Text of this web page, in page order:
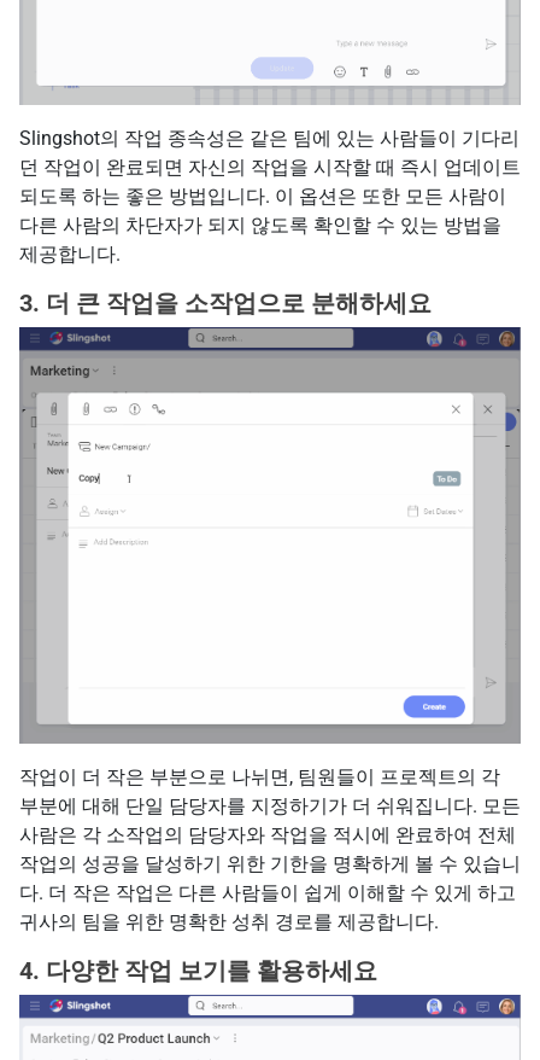
Slingshot의 작업 종속성은 같은 팀에 있는 사람들이 기다리
던 작업이 완료되면 자신의 작업을 시작할 때 즉시 업데이트
되도록 하는 좋은 방법입니다. 이 옵션은 또한 모든 사람이
다른 사람의 차단자가 되지 않도록 확인할 수 있는 방법을
제공합니다.
3. 더 큰 작업을 소작업으로 분해하세요
작업이 더 작은 부분으로 나뉘면, 팀원들이 프로젝트의 각
부분에 대해 단일 담당자를 지정하기가 더 쉬워집니다. 모든
사람은 각 소작업의 담당자와 작업을 적시에 완료하여 전체
작업의 성공을 달성하기 위한 기한을 명확하게 볼 수 있습니
다. 더 작은 작업은 다른 사람들이 쉽게 이해할 수 있게 하고
귀사의 팀을 위한 명확한 성취 경로를 제공합니다.
4. 다양한 작업 보기를 활용하세요